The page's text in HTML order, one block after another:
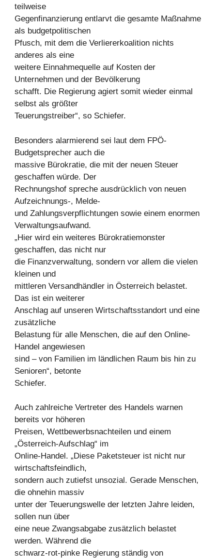
teilweise
Gegenfinanzierung entlarvt die gesamte Maßnahme
als budgetpolitischen
Pfusch, mit dem die Verliererkoalition nichts
anderes als eine
weitere Einnahmequelle auf Kosten der
Unternehmen und der Bevölkerung
schafft. Die Regierung agiert somit wieder einmal
selbst als größter
Teuerungstreiber“, so Schiefer.
Besonders alarmierend sei laut dem FPÖ-
Budgetsprecher auch die
massive Bürokratie, die mit der neuen Steuer
geschaffen würde. Der
Rechnungshof spreche ausdrücklich von neuen
Aufzeichnungs-, Melde-
und Zahlungsverpflichtungen sowie einem enormen
Verwaltungsaufwand.
„Hier wird ein weiteres Bürokratiemonster
geschaffen, das nicht nur
die Finanzverwaltung, sondern vor allem die vielen
kleinen und
mittleren Versandhändler in Österreich belastet.
Das ist ein weiterer
Anschlag auf unseren Wirtschaftsstandort und eine
zusätzliche
Belastung für alle Menschen, die auf den Online-
Handel angewiesen
sind – von Familien im ländlichen Raum bis hin zu
Senioren“, betonte
Schiefer.
Auch zahlreiche Vertreter des Handels warnen
bereits vor höheren
Preisen, Wettbewerbsnachteilen und einem
„Österreich-Aufschlag“ im
Online-Handel. „Diese Paketsteuer ist nicht nur
wirtschaftsfeindlich,
sondern auch zutiefst unsozial. Gerade Menschen,
die ohnehin massiv
unter der Teuerungswelle der letzten Jahre leiden,
sollen nun über
eine neue Zwangsabgabe zusätzlich belastet
werden. Während die
schwarz-rot-pinke Regierung ständig von